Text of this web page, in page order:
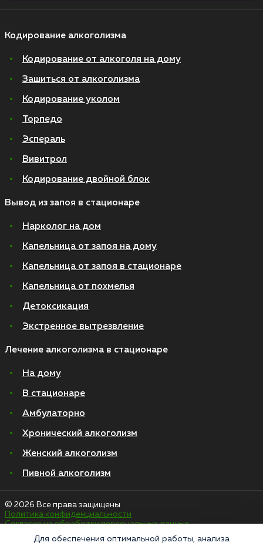
Кодирование алкоголизма
Кодирование от алкоголя на дому
Зашиться от алкоголизма
Кодирование уколом
Торпедо
Эспераль
Вивитрол
Кодирование двойной блок
Вывод из запоя в стационаре
Нарколог на дом
Капельница от запоя на дому
Капельница от запоя в стационаре
Капельница от похмелья
Детоксикация
Экстренное вытрезвление
Лечение алкоголизма в стационаре
На дому
В стационаре
Амбулаторно
Хронический алкоголизм
Женский алкоголизм
Пивной алкоголизм
© 2026 Все права защищены
Политика конфиденциальности
Согласие на обработку персональных данных
Для обеспечения оптимальной работы, анализа